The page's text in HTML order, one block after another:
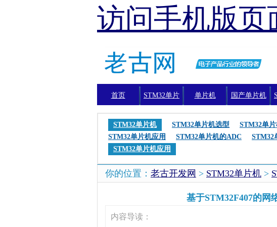
访问手机版页
首页 STM32单片
机
单片机 国产单片机
STM32单片机 STM32单片机选型 STM32单
STM32单片机应用
STM32单片机的ADC STM32
STM32单片机应用
你的位置： 老古开发网 > STM32单片机 >
基于STM32F407的网
内容导读：